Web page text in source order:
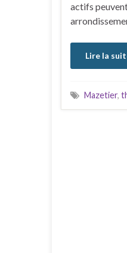
actifs
Lire la
Mazetier,